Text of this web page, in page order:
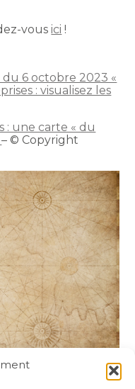
vousici !
6 octobre 2023 «
: visualisez les
: une carte « du
– © Copyright